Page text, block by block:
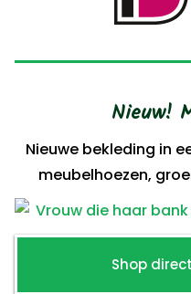
Nieuw!
Nieuwe bekleding in
meubelhoezen,
Shop